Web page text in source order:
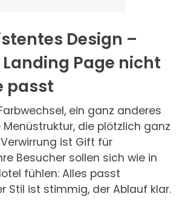
Design –
Page nicht
passt
ein ganz anderes
Menüstruktur, die plötzlich ganz
ist Gift für
Besucher sollen sich wie in
fühlen: Alles passt
Stil ist stimmig, der Ablauf klar.